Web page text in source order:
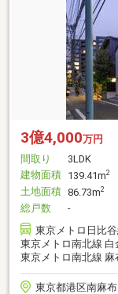
3億4,000万円
間取り
3LDK
建物面積 139.41m2
土地面積 86.73m2
総戸数
-
東京メトロ日比
東京メトロ南北線 白
東京メトロ南北線 麻
東京都港区南麻布